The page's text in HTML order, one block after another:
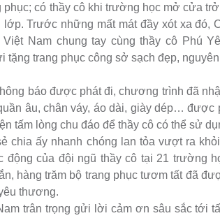
phục; có thầy cô khi trường học mở cửa
lớp. Trước những mất mát đầy xót xa đó,
Việt Nam chung tay cùng thầy cô Phú
tặng trang phục công sở sạch đẹp,
báo được phát đi, chương trình đã
âu, chân váy, áo dài, giày dép…
tấm lòng chu đáo để thầy cô có thể sử
chia ấy nhanh chóng lan tỏa vượt ra
động của đội ngũ thầy cô tại 21 trường
hàng trăm bộ trang phục tươm tất đã
thương.
trân trọng gửi lời cảm ơn sâu sắc tới